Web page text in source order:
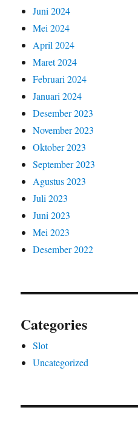
Juni 2024
Mei 2024
April 2024
Maret 2024
Februari 2024
Januari 2024
Desember 2023
November 2023
Oktober 2023
September 2023
Agustus 2023
Juli 2023
Juni 2023
Mei 2023
Desember 2022
Categories
Slot
Uncategorized